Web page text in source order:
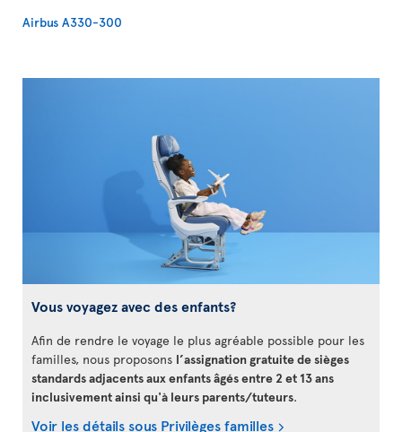
Airbus A330-300
Vous voyagez avec des enfants?
Afin de rendre le voyage le plus agréable possible pour les
familles, nous proposons l’assignation gratuite de sièges
standards adjacents aux enfants âgés entre 2 et 13 ans
inclusivement ainsi qu'à leurs parents/tuteurs.
Voir les détails sous Privilèges familles